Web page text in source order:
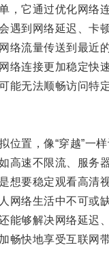
它通过优化网络连
到网络延迟、卡顿
流量传送到最近的
连接更加稳定快
无法顺畅访问特定
置，像“穿越”一样
速不限流、服务
要稳定观看高清视
络生活中不可或缺
够解决网络延迟、
快地享受互联网带